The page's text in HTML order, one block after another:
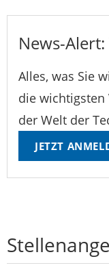
News-
Alles, was Sie
die wichtigsten
der Welt der
JETZT